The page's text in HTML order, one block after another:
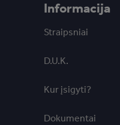
Informacija
Straipsniai
D.U.K.
Kur įsigyti?
Dokumentai